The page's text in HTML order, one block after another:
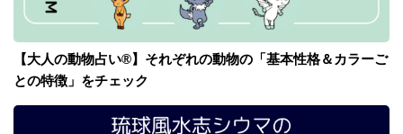
【大人の動物占い®】それぞれの動物の「基本性格＆カラーご
との特徴」をチェック